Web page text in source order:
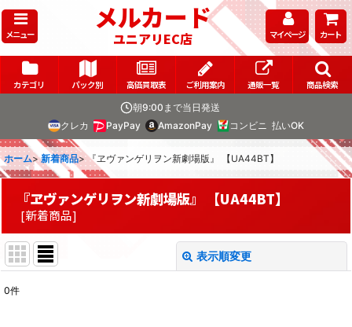
メニュー メルカード
ユニアリEC店 マイページ カート
カテゴリ パック別 高価買取表 ご利用案内 通販一覧
商品検索
朝9:00まで当日発送
クレカ
PayPay AmazonPay コンビニ 払いOK
ホーム> 新着商品> 『ヱヴァンゲリヲン新劇場版』 【UA44BT】
『ヱヴァンゲリヲン新劇場版』 【UA44BT】
[新着商品]
表示順変更
0件